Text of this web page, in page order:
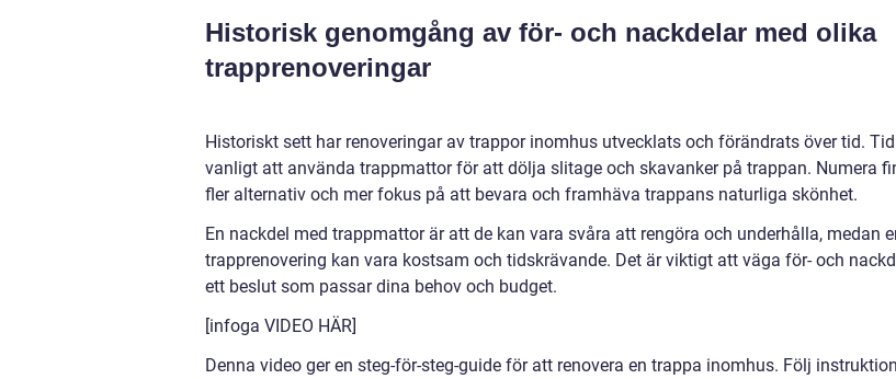
Historisk genomgång av för- och nackdelar med olika
trapprenoveringar
Historiskt sett har renoveringar av trappor inomhus utvecklats och förändrats över tid.
vanligt att använda trappmattor för att dölja slitage och skavanker på trappan. Numera
fler alternativ och mer fokus på att bevara och framhäva trappans naturliga skönhet.
En nackdel med trappmattor är att de kan vara svåra att rengöra och underhålla, medan
trapprenovering kan vara kostsam och tidskrävande. Det är viktigt att väga för- och
ett beslut som passar dina behov och budget.
[infoga VIDEO HÄR]
Denna video ger en steg-för-steg-guide för att renovera en trappa inomhus. Följ